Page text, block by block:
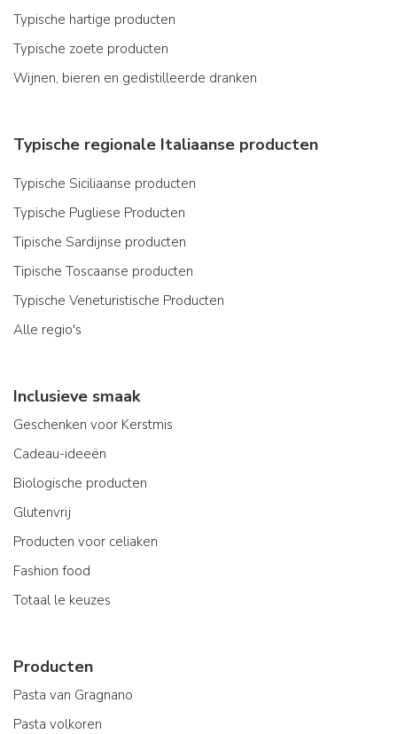
Typische hartige producten
Typische zoete producten
Wijnen, bieren en gedistilleerde dranken
Typische regionale Italiaanse producten
Typische Siciliaanse producten
Typische Pugliese Producten
Tipische Sardijnse producten
Tipische Toscaanse producten
Typische Veneturistische Producten
Alle regio's
Inclusieve smaak
Geschenken voor Kerstmis
Cadeau-ideeën
Biologische producten
Glutenvrij
Producten voor celiaken
Fashion food
Totaal le keuzes
Producten
Pasta van Gragnano
Pasta volkoren